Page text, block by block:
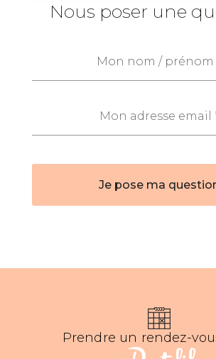
Nous poser une
Je pose ma
Prendre un rendez-